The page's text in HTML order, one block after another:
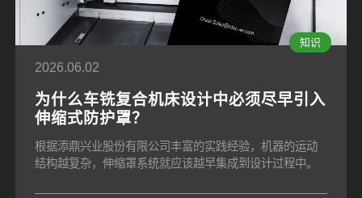
知识
2026.06.02
为什么车铣复合机床设计中必须尽早引入
伸缩式防护罩？
根据添鼎兴业股份有限公司丰富的实践经验，机器的运动
结构越复杂，伸缩罩系统就应该越早集成到设计过程中。